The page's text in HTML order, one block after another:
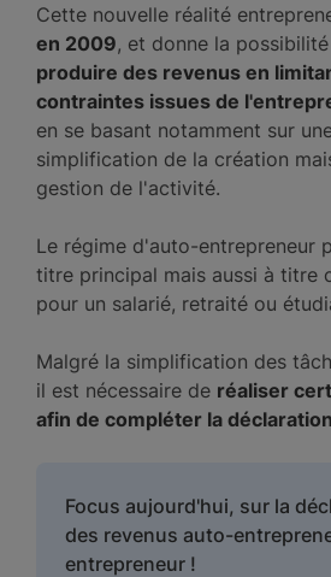
Cette nouvelle réalité
en 2009, et donne la
produire des revenus en
contraintes issues de
en se basant notamment sur
simplification de la création
gestion de l'activité.
Le régime d'auto-entrepreneur
titre principal mais aussi à titre
pour un salarié, retraité ou
Malgré la simplification des
il est nécessaire de réaliser
afin de compléter la
Focus aujourd'hui, sur la
des revenus auto-
entrepreneur !